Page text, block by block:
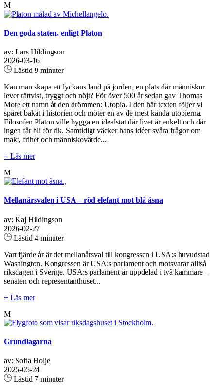
M
Den goda staten, enligt Platon
av: Lars Hildingson
2026-03-16
Lästid 9 minuter
Kan man skapa ett lyckans land på jorden, en plats där människor
lever rättvist, tryggt och nöjt? För över 500 år sedan gav Thomas
More ett namn åt den drömmen: Utopia. I den här texten följer vi
spåret bakåt i historien och möter en av de mest kända utopierna.
Filosofen Platon ville bygga en idealstat där livet är enkelt och där
ingen får bli för rik. Samtidigt väcker hans idéer svåra frågor om
makt, frihet och människovärde...
+ Läs mer
M
Mellanårsvalen i USA – röd elefant mot blå åsna
av: Kaj Hildingson
2026-02-27
Lästid 4 minuter
Vart fjärde år är det mellanårsval till kongressen i USA:s huvudstad
Washington. Kongressen är USA:s parlament och motsvarar alltså
riksdagen i Sverige. USA:s parlament är uppdelad i två kammare –
senaten och representanthuset...
+ Läs mer
M
Grundlagarna
av: Sofia Holje
2025-05-24
Lästid 7 minuter